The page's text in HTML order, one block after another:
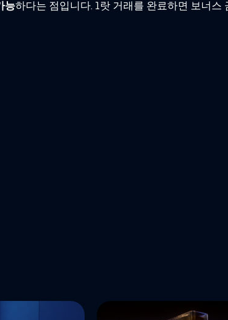
능하다는 점입니다. 1랏 거래를 완료하면 보너스